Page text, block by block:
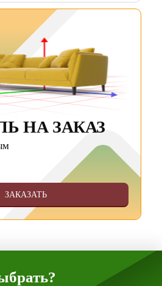
НА ЗАКАЗ
ЗАКАЗАТЬ